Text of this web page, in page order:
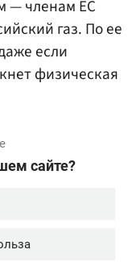
— членам ЕС
газ. По ее
если
физическая